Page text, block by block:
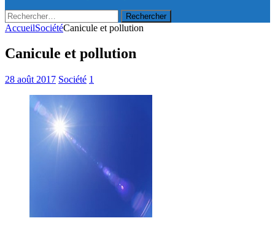
Rechercher :
AccueilSociétéCanicule et pollution
Canicule et pollution
28 août 2017 Société 1